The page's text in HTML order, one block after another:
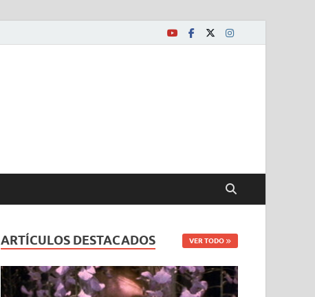
ARTÍCULOS DESTACADOS VER TODO